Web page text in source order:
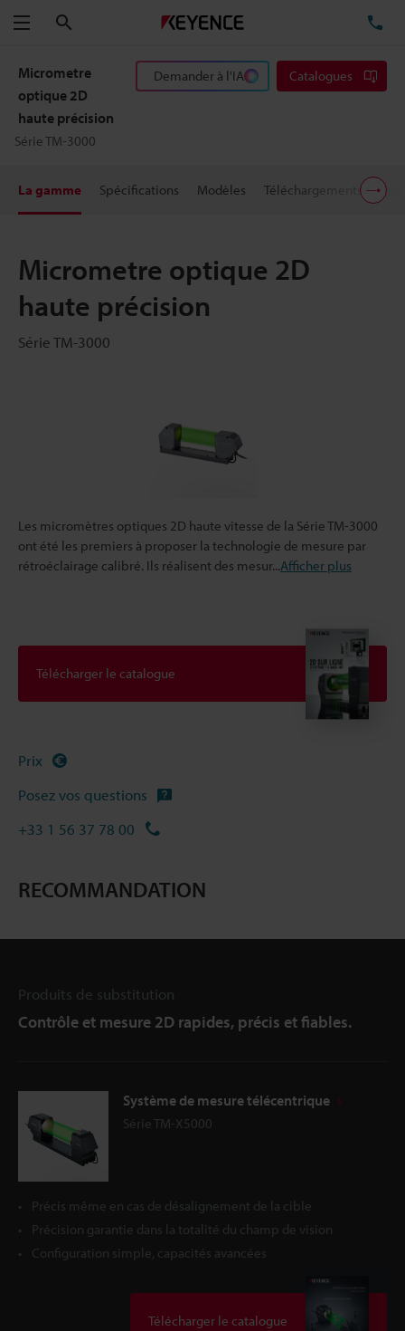
Menu
Micrometre
optique 2D
haute précision
Série TM-3000
Demander à l'IA Catalogues
La gamme Spécifications Modèles Téléchargements Prix
Micrometre optique 2D
haute précision
Série TM-3000
Les micromètres optiques 2D haute vitesse de la Série TM-3000
ont été les premiers à proposer la technologie de mesure par
rétroéclairage calibré. Ils réalisent des mesur...Afficher plus
Télécharger le catalogue
Prix
Posez vos questions
+33 1 56 37 78 00
RECOMMANDATION
Produits de substitution
Contrôle et mesure 2D rapides, précis et fiables.
Système de mesure télécentrique
Série TM-X5000
Précis même en cas de désalignement de la cible
Précision garantie dans la totalité du champ de vision
Configuration simple, capacités avancées
Télécharger le catalogue